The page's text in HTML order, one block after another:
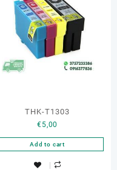
THK-T1303
€5,00
Add to cart